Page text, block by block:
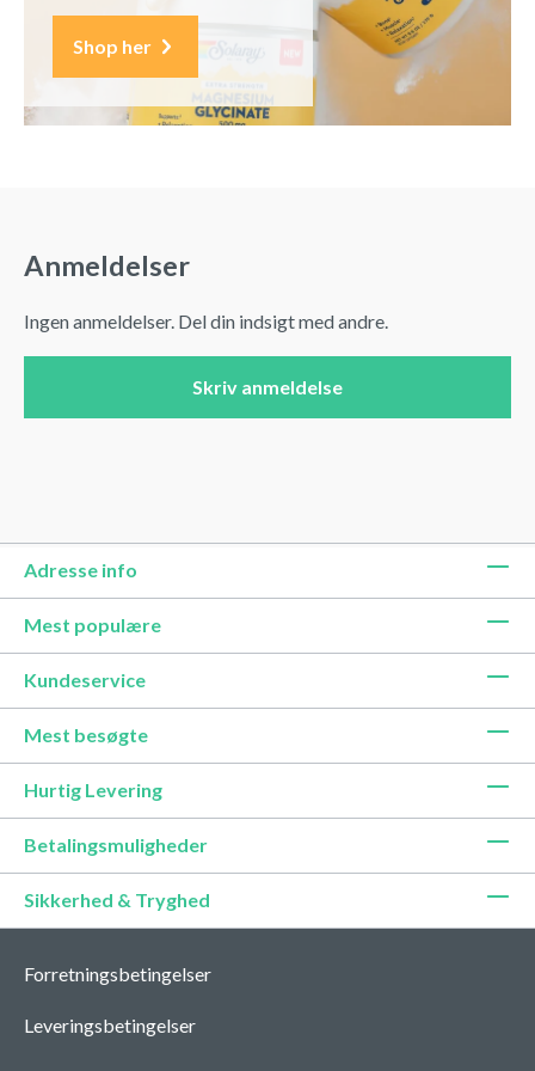
Shop her
Anmeldelser
Ingen anmeldelser. Del din indsigt med andre.
Skriv anmeldelse
Adresse info
Mest populære
Kundeservice
Mest besøgte
Hurtig Levering
Betalingsmuligheder
Sikkerhed & Tryghed
Forretningsbetingelser
Leveringsbetingelser